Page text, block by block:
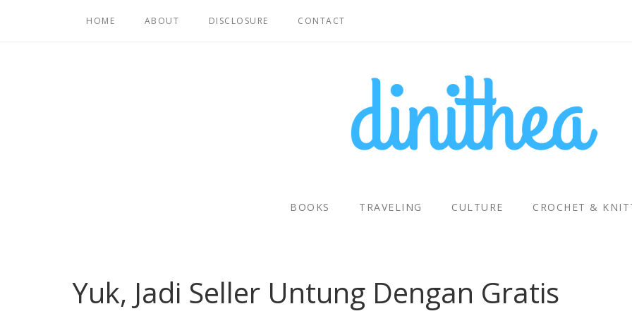
HOME ABOUT DISCLOSURE CONTACT
BOOKS TRAVELING CULTURE CROCHET &
Yuk, Jadi Seller Untung Dengan Gratis